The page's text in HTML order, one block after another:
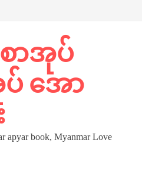
စာအုပ်
အော
apyar book, Myanmar Love